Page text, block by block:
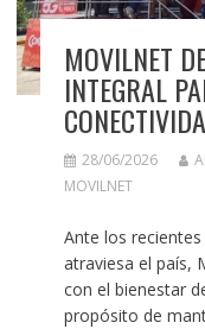
MOVILNET
INTEGRAL
28/06/2026
MOVILNET
Ante los
atraviesa el país,
con el bienestar
propósito de